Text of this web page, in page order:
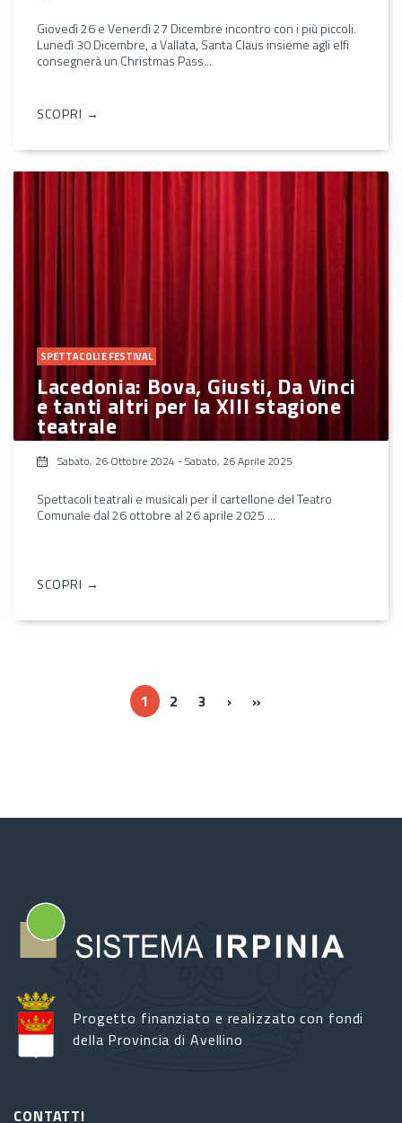
Giovedì 26 e Venerdì 27 Dicembre incontro con i più piccoli.
Lunedì 30 Dicembre, a Vallata, Santa Claus insieme agli elfi
consegnerà un Christmas Pass...
SCOPRI →
SPETTACOLI E FESTIVAL
Lacedonia: Bova, Giusti, Da Vinci
e tanti altri per la XIII stagione
teatrale
Sabato, 26 Ottobre 2024 -Sabato, 26 Aprile 2025
Spettacoli teatrali e musicali per il cartellone del Teatro
Comunale dal 26 ottobre al 26 aprile 2025 ...
SCOPRI →
1 2 3 ››› »
Progetto finanziato e realizzato con fondi
della Provincia di Avellino
CONTATTI